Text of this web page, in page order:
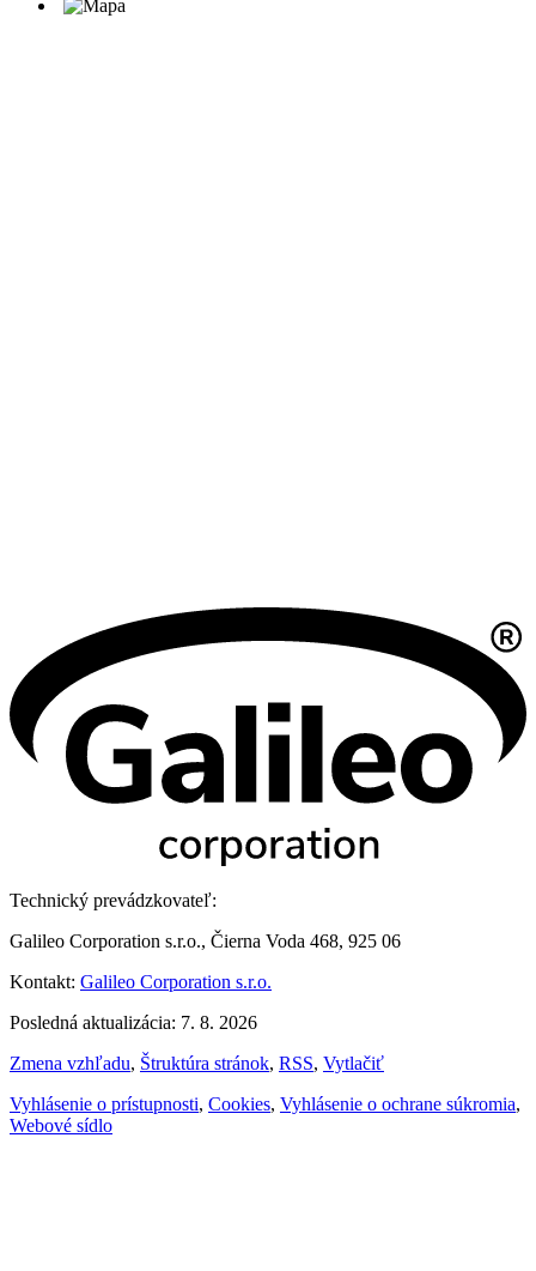
Technický prevádzkovateľ:
Galileo Corporation s.r.o., Čierna Voda 468, 925 06
Kontakt: Galileo Corporation s.r.o.
Posledná aktualizácia: 7. 8. 2026
Zmena vzhľadu, Štruktúra stránok, RSS, Vytlačiť
Vyhlásenie o prístupnosti, Cookies, Vyhlásenie o ochrane súkromia,
Webové sídlo